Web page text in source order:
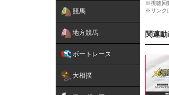
競馬
地方競馬
ボートレース
大相撲
※視聴回
※リンク
関連